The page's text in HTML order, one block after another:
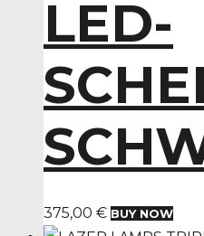
LED-
375,00 € BUY NOW